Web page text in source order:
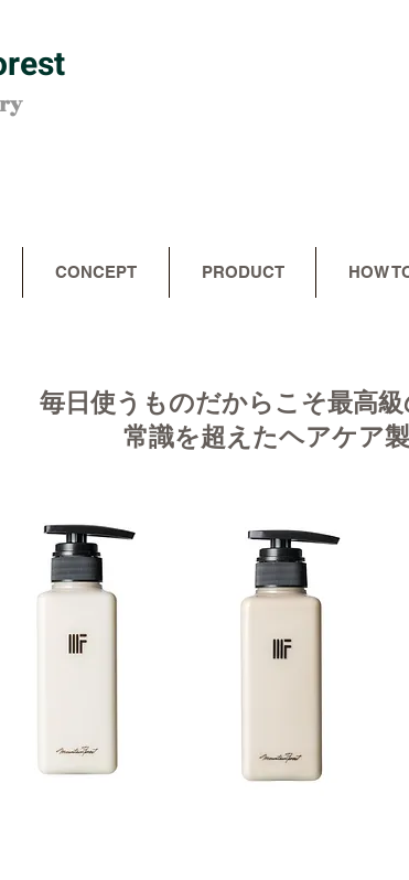
CONCEPT PRODUCT HOW
毎日使うものだからこそ最高
常識を超えたヘアケア